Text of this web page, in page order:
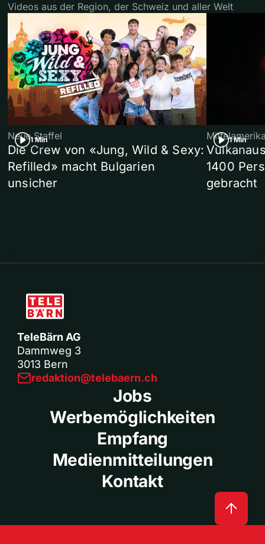
Videos aus der Region, der Schweiz und aller Welt
1 Min
Neue Staffel
Die Crew von «Jung, Wild & Sexy:
Refilled» macht Bulgarien
unsicher
1 Min
1400
gebracht
TeleBärn AG
Dammweg 3
3013 Bern
redaktion@telebaern.ch
Jobs
Werbemöglichkeiten
Empfang
Medienmitteilungen
Kontakt